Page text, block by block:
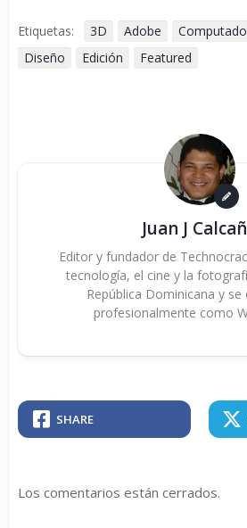
Etiquetas: 3D Adobe
Diseño
Edición Featured
Juan J
Editor y fundador de
tecnología, el cine y la
República Dominicana y se
profesionalmente como
SHARE
Los comentarios están cerrados.